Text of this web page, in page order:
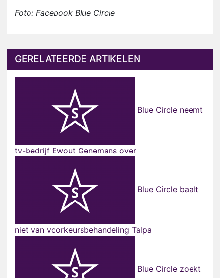
Foto: Facebook Blue Circle
GERELATEERDE ARTIKELEN
Blue Circle neemt
tv-bedrijf Ewout Genemans over
Blue Circle baalt
niet van voorkeursbehandeling Talpa
Blue Circle zoekt